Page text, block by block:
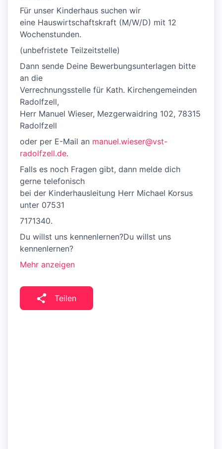
Für unser Kinderhaus suchen wir
eine Hauswirtschaftskraft (M/W/D) mit 12
Wochenstunden.
(unbefristete Teilzeitstelle)
Dann sende Deine Bewerbungsunterlagen bitte
an die
Verrechnungsstelle für Kath. Kirchengemeinden
Radolfzell,
Herr Manuel Wieser, Mezgerwaidring 102, 78315
Radolfzell
oder per E-Mail an manuel.wieser@vst-
radolfzell.de.
Falls es noch Fragen gibt, dann melde dich
gerne telefonisch
bei der Kinderhausleitung Herr Michael Korsus
unter 07531
7171340.
Du willst uns kennenlernen?Du willst uns
kennenlernen?
Mehr anzeigen
Teilen